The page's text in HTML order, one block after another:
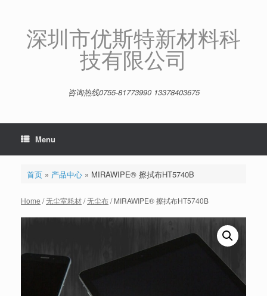
深圳市优斯特新材料科
技有限公司
咨询热线0755-81773990 13378403675
Menu
首页» 产品中心» MIRAWIPE® 擦拭布HT5740B
Home /无尘室耗材/无尘布/ MIRAWIPE® 擦拭布HT5740B